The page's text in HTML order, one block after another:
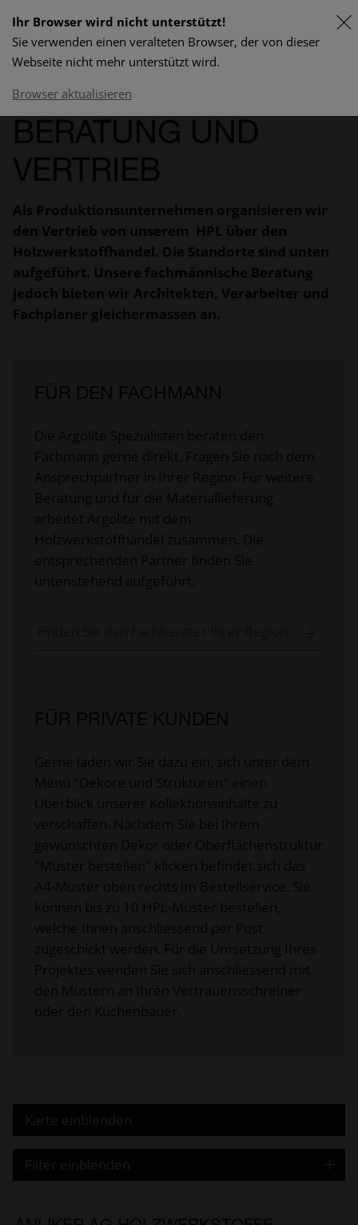
FR
BERATUNG UND
VERTRIEB
Als Produktionsunternehmen organisieren wir
den Vertrieb von unserem HPL über den
Holzwerkstoffhandel. Die Standorte sind unten
aufgeführt. Unsere fachmännische Beratung
jedoch bieten wir Architekten, Verarbeiter und
Fachplaner gleichermassen an.
Karte einblenden
Filter einblenden
Ihr Browser wird nicht unterstützt!
Sie verwenden einen veralteten Browser, der von dieser
Webseite nicht mehr unterstützt wird.
Browser aktualisieren